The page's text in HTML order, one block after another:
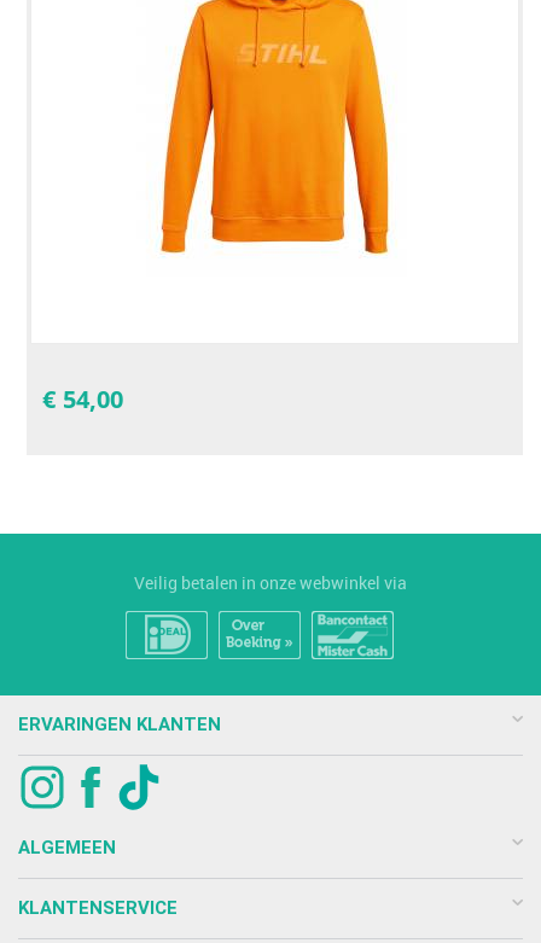
€ 54,00
Veilig betalen in onze webwinkel via
ERVARINGEN KLANTEN
ALGEMEEN
KLANTENSERVICE